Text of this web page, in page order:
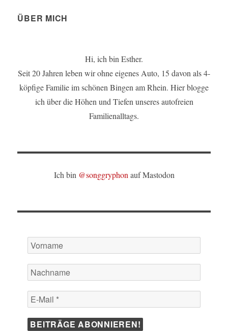
ÜBER MICH
Hi, ich bin Esther.
Seit 20 Jahren leben wir ohne eigenes Auto, 15 davon als 4-
köpfige Familie im schönen Bingen am Rhein. Hier blogge
ich über die Höhen und Tiefen unseres autofreien
Familienalltags.
Ich bin @songgryphonauf Mastodon